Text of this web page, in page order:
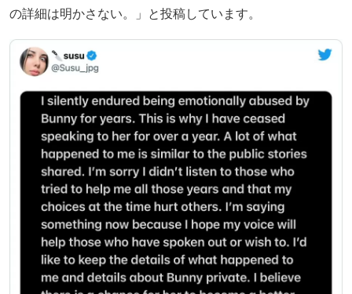
の詳細は明かさない。」と投稿しています。